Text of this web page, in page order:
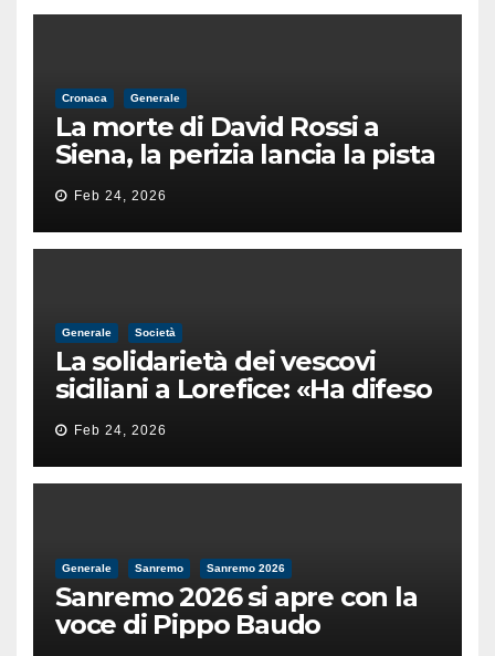
Cronaca Generale
La morte di David Rossi a
Siena, la perizia lancia la pista
di un’intimidazione finita
male
Feb 24, 2026
Generale Società
La solidarietà dei vescovi
siciliani a Lorefice: «Ha difeso
il valore e la dignità
dell’umanità»
Feb 24, 2026
Generale Sanremo Sanremo 2026
Sanremo 2026 si apre con la
voce di Pippo Baudo